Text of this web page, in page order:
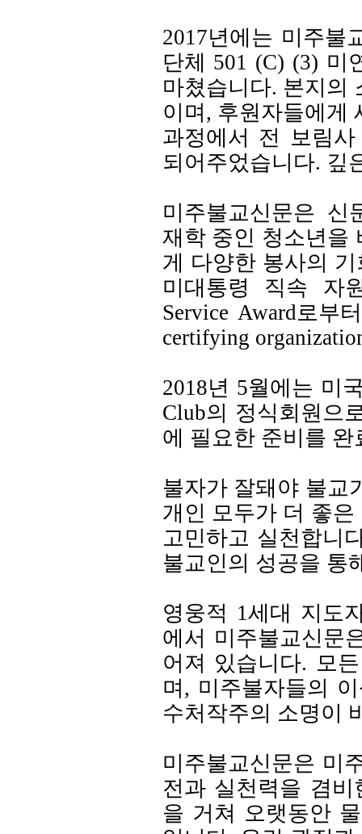
2017년에는 미주불
단체 501 (C) (3) 미
마쳤습니다. 본지의
이며, 후원자들에게
과정에서 전 보림
되어주었습니다. 깊
미주불교신문은 신
재학 중인 청소년을
게 다양한 봉사의
미대통령 직속 자
Service Award로부
certifying
2018년 5월에는 미
Club의 정식회원으
에 필요한 준비를 완
불자가 잘돼야 불교
개인 모두가 더 좋
고민하고 실천합니
불교인의 성공을 통
영웅적 1세대 지도
에서 미주불교신문
어져 있습니다. 모
며, 미주불자들의
수처작주의 소명이
미주불교신문은 미
전과 실천력을 겸
을 거쳐 오랫동안